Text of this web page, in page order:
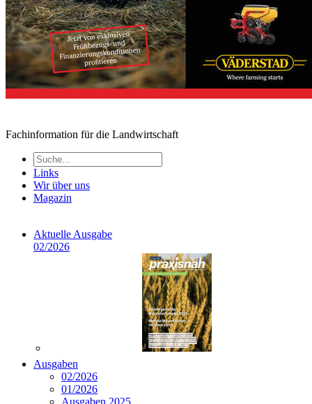
Fachinformation für die Landwirtschaft
Links
Wir über uns
Magazin
Aktuelle Ausgabe
02/2026
Ausgaben
02/2026
01/2026
Ausgaben 2025